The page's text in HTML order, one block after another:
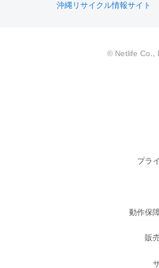
沖縄リサイクル情報サイト
© Netlife Co.,
プラ
動作保
販